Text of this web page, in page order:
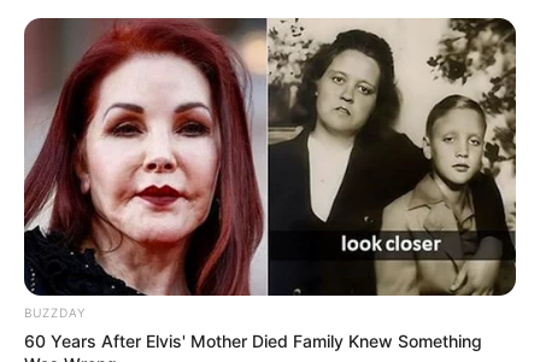
BUZZDAY
60 Years After Elvis' Mother Died Family Knew Something